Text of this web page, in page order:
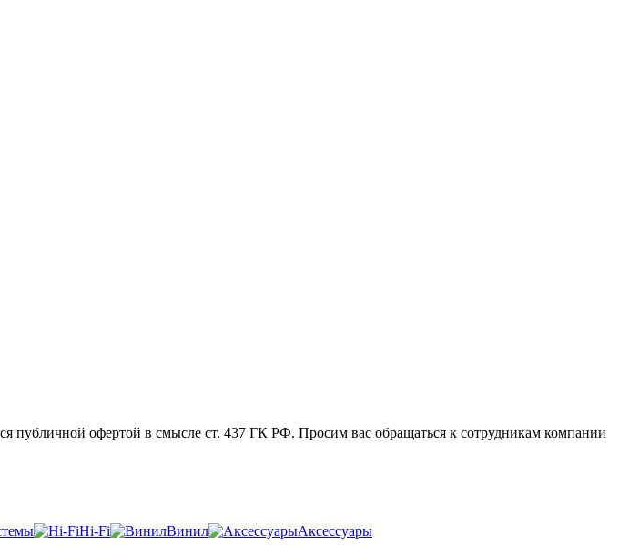
публичной офертой в смысле ст. 437 ГК РФ. Просим вас обращаться к сотрудникам компании
Hi-Fi Винил
Аксессуары